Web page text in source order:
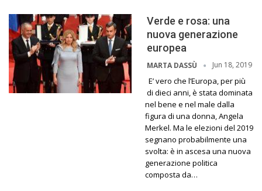
Verde e rosa: una
nuova generazione
europea
MARTA DASSÙ Jun 18, 2019
E’ vero che l’Europa, per più
di dieci anni, è stata dominata
nel bene e nel male dalla
figura di una donna, Angela
Merkel. Ma le elezioni del 2019
segnano probabilmente una
svolta: è in ascesa una nuova
generazione politica
composta da…